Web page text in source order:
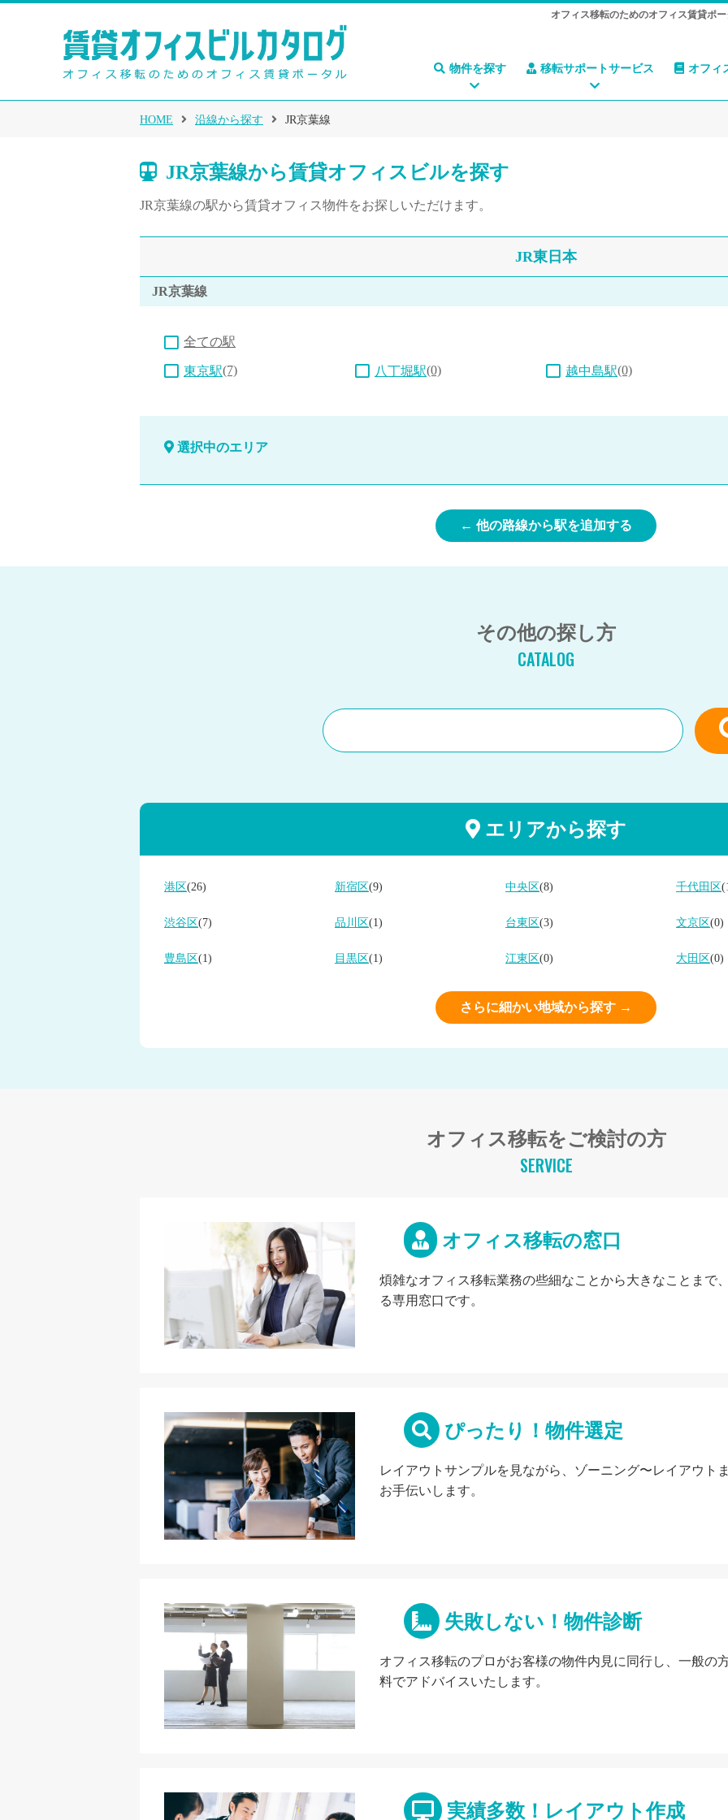
オフィス移転のためのオフィス賃貸ポ
物件を探す 移転サポートサービス オフィ
HOME 沿線から探す JR京葉線
JR京葉線から賃貸オフィスビルを探す
JR京葉線の駅から賃貸オフィス物件をお探しいただけます。
JR東日本
JR京葉線
全ての駅
東京駅(7) 八丁堀駅(0) 越中島駅(0)
選択中のエリア
← 他の路線から駅を追加する
その他の探し方
CATALOG
エリアから探す
港区(26) 新宿区(9) 中央区(8) 千代田区
渋谷区(7) 品川区(1) 台東区(3) 文京区(0)
豊島区(1) 目黒区(1) 江東区(0) 大田区(0)
さらに細かい地域から探す →
オフィス移転をご検討の方
SERVICE
オフィス移転の窓口
煩雑なオフィス移転業務の些細なことから大きなことまで
る専用窓口です。
ぴったり！物件選定
レイアウトサンプルを見ながら、ゾーニング〜レイアウト
お手伝いします。
失敗しない！物件診断
オフィス移転のプロがお客様の物件内見に同行し、一般の
料でアドバイスいたします。
実績多数！レイアウト作成